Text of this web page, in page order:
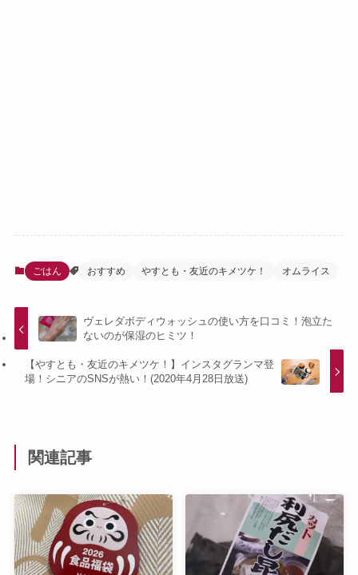
ごはん おすすめ やすとも・友近のキメツケ！ オムライス
ヴェレダボディウォッシュの使い方を口コミ！泡立た
ないのが保湿のヒミツ！
【やすとも・友近のキメツケ！】インスタグランマ登
場！シニアのSNSが熱い！(2020年4月28日放送)
関連記事